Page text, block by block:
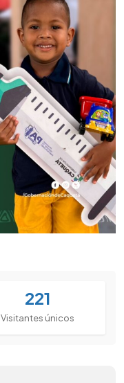
221
Visitantes únicos